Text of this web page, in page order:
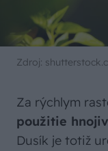
Zdroj:
Za rýchlym
použitie
Dusík je totiž